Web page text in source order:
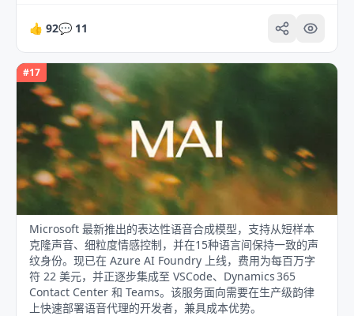
👍 92💬 11
#17
Microsoft 最新推出的表达性语音合成模型，支持从短样本
克隆声音、细粒度情感控制，并在15种语言间保持一致的声
纹身份。现已在 Azure AI Foundry 上线，费用为每百万字
符 22 美元，并正逐步集成至 VSCode、Dynamics 365
Contact Center 和 Teams。该服务面向需要在生产级韵律
上快速部署语音代理的开发者，兼具成本优势。